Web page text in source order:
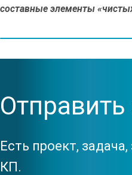
составные элементы
Отправить
Есть проект,
КП.